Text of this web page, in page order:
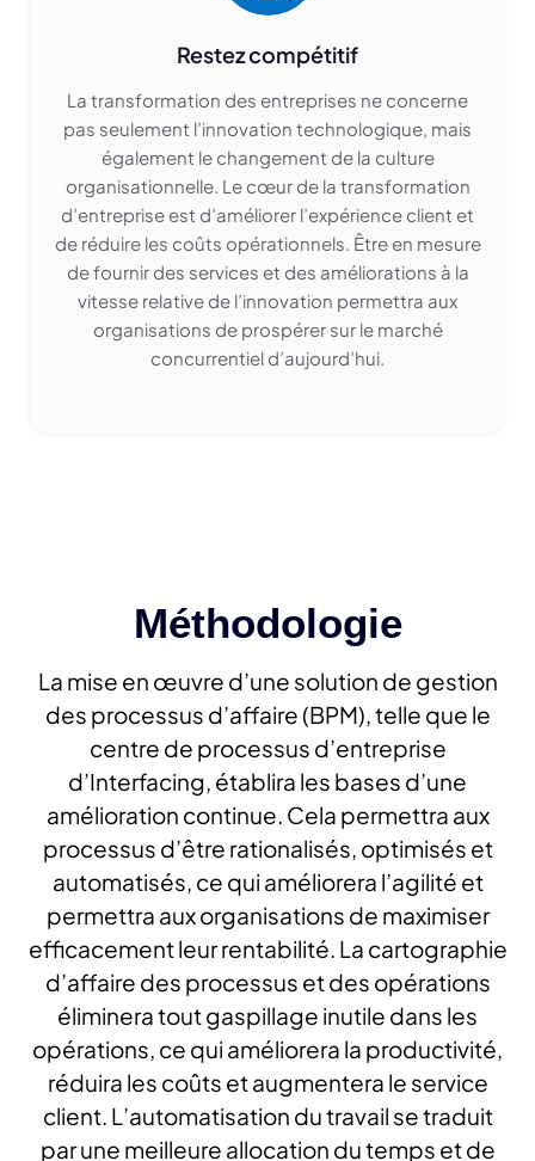
Restez compétitif
La transformation des entreprises ne concerne
pas seulement l’innovation technologique, mais
également le changement de la culture
organisationnelle. Le cœur de la transformation
d’entreprise est d’améliorer l’expérience client et
de réduire les coûts opérationnels. Être en mesure
de fournir des services et des améliorations à la
vitesse relative de l’innovation permettra aux
organisations de prospérer sur le marché
concurrentiel d’aujourd’hui.
Méthodologie
La mise en œuvre d’une solution de gestion
des processus d’affaire (BPM), telle que le
centre de processus d’entreprise
d’Interfacing, établira les bases d’une
amélioration continue. Cela permettra aux
processus d’être rationalisés, optimisés et
automatisés, ce qui améliorera l’agilité et
permettra aux organisations de maximiser
efficacement leur rentabilité. La cartographie
d’affaire des processus et des opérations
éliminera tout gaspillage inutile dans les
opérations, ce qui améliorera la productivité,
réduira les coûts et augmentera le service
client. L’automatisation du travail se traduit
par une meilleure allocation du temps et de